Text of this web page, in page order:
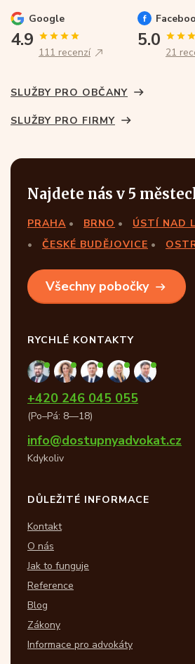
Google
4.9
111 recenzí
5.0
21
SLUŽBY PRO OBČANY
SLUŽBY PRO FIRMY
Najdete nás v 5
PRAHA BRNO
ÚSTÍ NAD
ČESKÉ BUDĚJOVICE
Všechny pobočky
RYCHLÉ KONTAKTY
+420 246 045 055
(Po–Pá: 8—18)
info@dostupnyadvokat.cz
Kdykoliv
DŮLEŽITÉ INFORMACE
Kontakt
O nás
Jak to funguje
Reference
Blog
Zákony
Informace pro advokáty